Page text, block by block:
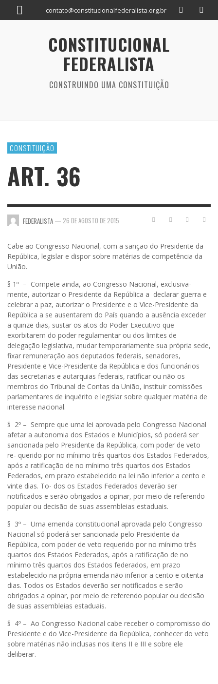
contato@constitucionalfederalista.org.br
CONSTITUCIONAL
FEDERALISTA
CONSTRUINDO UMA CONSTITUIÇÃO
CONSTITUIÇÃO
ART. 36
FEDERALISTA — 26 DE AGOSTO DE 2015
Cabe ao Congresso Nacional, com a sanção do Presidente da
República, legislar e dispor sobre matérias de competência da
União.
§ 1º – Compete ainda, ao Congresso Nacional, exclusiva-
mente, autorizar o Presidente da República a declarar guerra e
celebrar a paz, autorizar o Presidente e o Vice-Presidente da
República a se ausentarem do País quando a ausência exceder
a quinze dias, sustar os atos do Poder Executivo que
exorbitarem do poder regulamentar ou dos limites de
delegação legislativa, mudar temporariamente sua própria sede,
fixar remuneração aos deputados federais, senadores,
Presidente e Vice-Presidente da República e dos funcionários
das secretarias e autarquias federais, ratificar ou não os
membros do Tribunal de Contas da União, instituir comissões
parlamentares de inquérito e legislar sobre qualquer matéria de
interesse nacional.
§ 2º – Sempre que uma lei aprovada pelo Congresso Nacional
afetar a autonomia dos Estados e Municípios, só poderá ser
sancionada pelo Presidente da República, com poder de veto
re- querido por no mínimo três quartos dos Estados Federados,
após a ratificação de no mínimo três quartos dos Estados
Federados, em prazo estabelecido na lei não inferior a cento e
vinte dias. To- dos os Estados Federados deverão ser
notificados e serão obrigados a opinar, por meio de referendo
popular ou decisão de suas assembleias estaduais.
§ 3º – Uma emenda constitucional aprovada pelo Congresso
Nacional só poderá ser sancionada pelo Presidente da
República, com poder de veto requerido por no mínimo três
quartos dos Estados Federados, após a ratificação de no
mínimo três quartos dos Estados federados, em prazo
estabelecido na própria emenda não inferior a cento e oitenta
dias. Todos os Estados deverão ser notificados e serão
obrigados a opinar, por meio de referendo popular ou decisão
de suas assembleias estaduais.
§ 4º – Ao Congresso Nacional cabe receber o compromisso do
Presidente e do Vice-Presidente da República, conhecer do veto
sobre matérias não inclusas nos itens II e III e sobre ele
deliberar.